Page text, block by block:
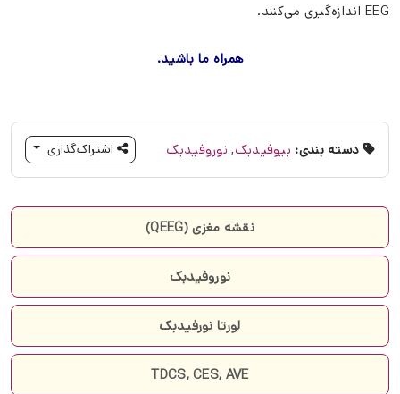
EEG اندازه‌گیری می‌کنند.
همراه ما باشید.
دسته بندی: بیوفیدبک, نوروفیدبک اشتراک‌گذاری
نقشه مغزی (QEEG)
نوروفیدبک
لورتا نورفیدبک
TDCS, CES, AVE